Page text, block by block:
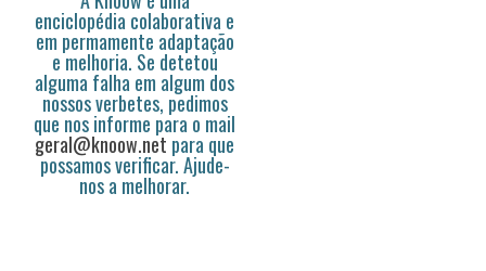
enciclopédia colaborativa e
em permamente adaptação
e melhoria. Se detetou
alguma falha em algum dos
nossos verbetes, pedimos
que nos informe para o mail
geral@knoow.net para que
possamos verificar. Ajude-
nos a melhorar.